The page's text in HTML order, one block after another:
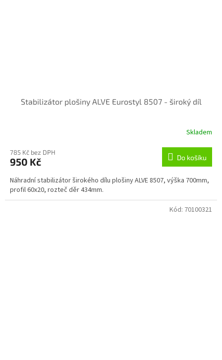
Stabilizátor plošiny ALVE Eurostyl 8507 - široký díl
Skladem
785 Kč bez DPH
950 Kč Do košíku
Náhradní stabilizátor širokého dílu plošiny ALVE 8507, výška 700mm,
profil 60x20, rozteč děr 434mm.
Kód: 70100321